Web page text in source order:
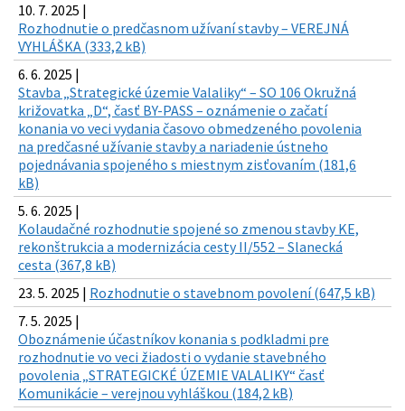
10. 7. 2025 |
Rozhodnutie o predčasnom užívaní stavby – VEREJNÁ
VYHLÁŠKA (333,2 kB)
6. 6. 2025 |
Stavba „Strategické územie Valaliky“ – SO 106 Okružná
križovatka „D“, časť BY-PASS – oznámenie o začatí
konania vo veci vydania časovo obmedzeného povolenia
na predčasné užívanie stavby a nariadenie ústneho
pojednávania spojeného s miestnym zisťovaním (181,6
kB)
5. 6. 2025 |
Kolaudačné rozhodnutie spojené so zmenou stavby KE,
rekonštrukcia a modernizácia cesty II/552 – Slanecká
cesta (367,8 kB)
23. 5. 2025 | Rozhodnutie o stavebnom povolení (647,5 kB)
7. 5. 2025 |
Oboznámenie účastníkov konania s podkladmi pre
rozhodnutie vo veci žiadosti o vydanie stavebného
povolenia „STRATEGICKÉ ÚZEMIE VALALIKY“ časť
Komunikácie – verejnou vyhláškou (184,2 kB)